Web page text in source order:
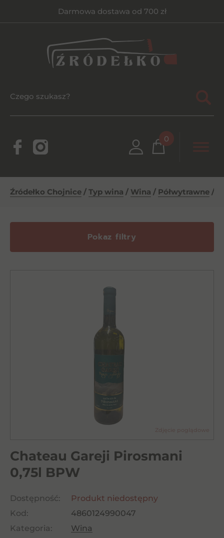
Darmowa dostawa od 700 zł
0
Źródełko Chojnice / Typ wina / Wina / Półwytrawne /
Pokaz filtry
Chateau Gareji Pirosmani
0,75l BPW
Dostępność:
Produkt niedostępny
Kod:
4860124990047
Kategoria:
Wina